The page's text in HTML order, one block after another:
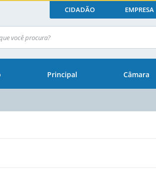
CIDADÃO EMPRESA
Principal Câmara